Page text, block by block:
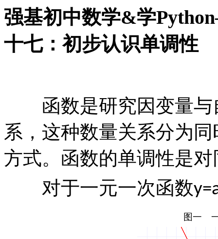
强基初中数学&学
十七：初步认识单调性
函数是研究因变量与
系，这种数量关系分为
方式。函数的单调性是
对于一元一次函数